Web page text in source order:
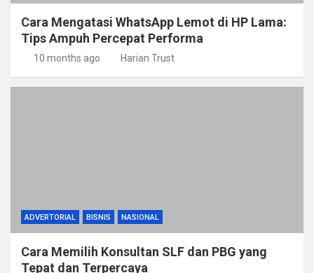
Cara Mengatasi WhatsApp Lemot di HP Lama:
Tips Ampuh Percepat Performa
10 months ago Harian Trust
ADVERTORIAL BISNIS NASIONAL
Cara Memilih Konsultan SLF dan PBG yang
Tepat dan Terpercaya